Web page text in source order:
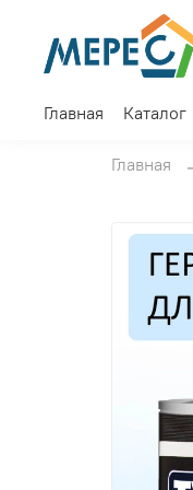
Главная Каталог
Главная